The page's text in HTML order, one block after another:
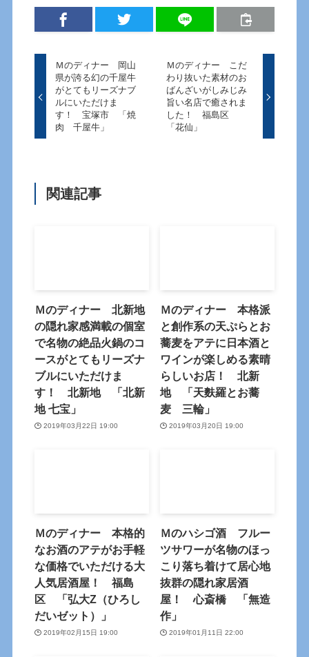
Ｍのディナー 岡山
県が誇る幻の千屋牛
がとてもリーズナブ
ルにいただけま
す！ 宝塚市 「焼
肉 千屋牛」
Ｍのディナー こだ
わり抜いた素材のお
ばんざいがしみじみ
旨い名店で癒されま
した！ 福島区
「花仙」
関連記事
Ｍのディナー 北新地
の隠れ家感満載の個室
で名物の絶品火鍋のコ
ースがとてもリーズナ
ブルにいただけま
す！ 北新地 「北新
地 七宝」
2019年03月22日 19:00
Ｍのディナー 本格派
と創作系の天ぷらとお
蕎麦をアテに日本酒と
ワインが楽しめる素晴
らしいお店！ 北新
地 「天麩羅とお蕎
麦 三輪」
2019年03月20日 19:00
Ｍのディナー 本格的
なお酒のアテがお手軽
な価格でいただける大
人気居酒屋！ 福島
区 「弘大Z（ひろし
だいゼット）」
2019年02月15日 19:00
Ｍのハシゴ酒 フルー
ツサワーが名物のほっ
こり落ち着けて居心地
抜群の隠れ家居酒
屋！ 心斎橋 「無造
作」
2019年01月11日 22:00